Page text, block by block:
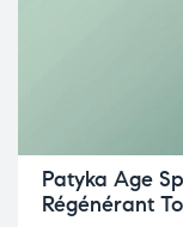
Patyka Age
Régénérant